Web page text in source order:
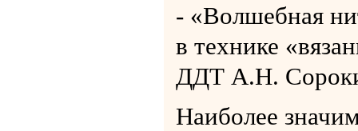
- «Волшебная
в технике
ДДТ А.Н.
Наиболее